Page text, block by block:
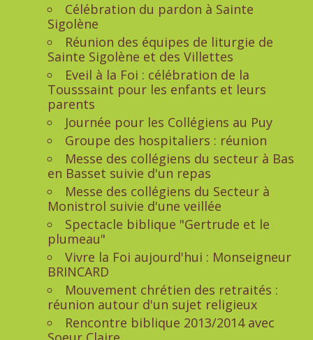
Célébration du pardon à Sainte
Sigolène
Réunion des équipes de liturgie de
Sainte Sigolène et des Villettes
Eveil à la Foi : célébration de la
Tousssaint pour les enfants et leurs
parents
Journée pour les Collégiens au Puy
Groupe des hospitaliers : réunion
Messe des collégiens du secteur à Bas
en Basset suivie d'un repas
Messe des collégiens du Secteur à
Monistrol suivie d'une veillée
Spectacle biblique "Gertrude et le
plumeau"
Vivre la Foi aujourd'hui : Monseigneur
BRINCARD
Mouvement chrétien des retraités :
réunion autour d'un sujet religieux
Rencontre biblique 2013/2014 avec